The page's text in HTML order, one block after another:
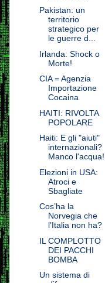
Pakistan: un
territorio
strategico per
le guerre d...
Irlanda: Shock o
Morte!
CIA = Agenzia
Importazione
Cocaina
HAITI: RIVOLTA
POPOLARE
Haiti: E gli "aiuti"
internazionali?
Manco l'acqua!
Elezioni in USA:
Atroci e
Sbagliate
Cos’ha la
Norvegia che
l’Italia non ha?
IL COMPLOTTO
DEI PACCHI
BOMBA
Un sistema di